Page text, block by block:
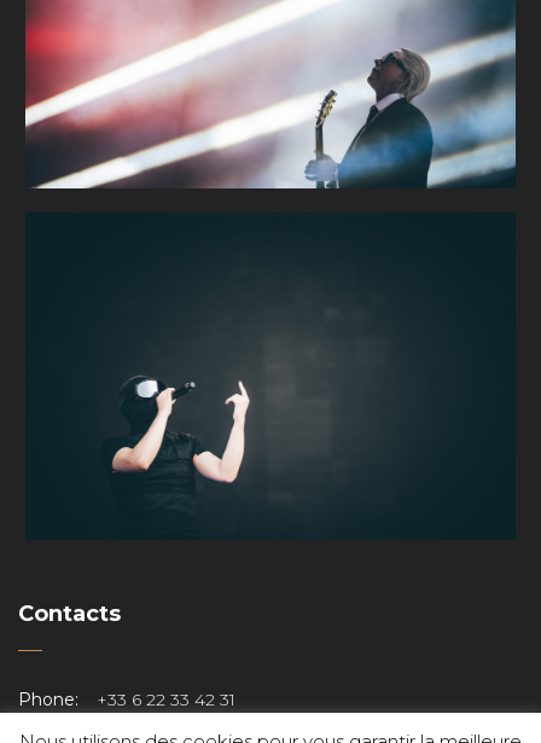
Contacts
Phone:
+33 6 22 33 42 31
Email:
nicomphotographe@gmail.com